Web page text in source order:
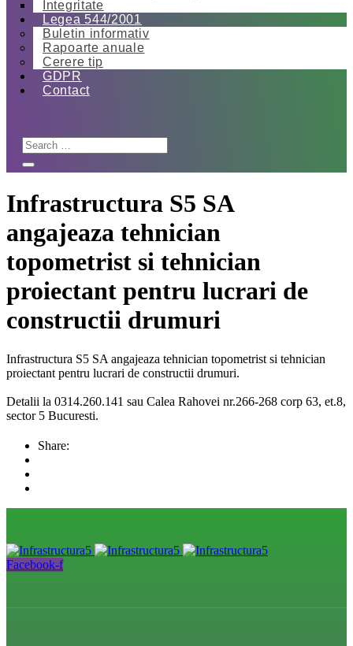
Integritate
Legea 544/2001
Buletin informativ
Rapoarte anuale
Cerere tip
GDPR
Contact
Infrastructura S5 SA
angajeaza tehnician
topometrist si tehnician
proiectant pentru lucrari de
constructii drumuri
Infrastructura S5 SA angajeaza tehnician topometrist si tehnician
proiectant pentru lucrari de constructii drumuri.
Detalii la 0314.260.141 sau Calea Rahovei nr.266-268 corp 63, et.8,
sector 5 Bucuresti.
Share:
Facebook-f